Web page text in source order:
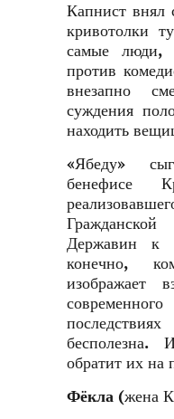
Капнист внял
кривотолки
самые люди,
против
внезапно
суждения
находить
«Ябеду»
бенефисе
Гражданской
Державин к
конечно,
изображает
обратит их на
Фёкла (жена